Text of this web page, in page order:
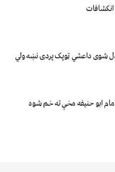
انکشافات
شوی داعشي ټوپک پردۍ نښه ولي
ابو حنیفه مخې ته خم شوه